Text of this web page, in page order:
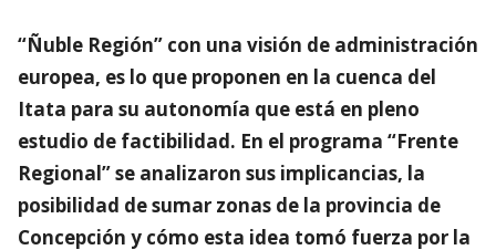
“Ñuble Región” con una visión de administración
europea, es lo que proponen en la cuenca del
Itata para su autonomía que está en pleno
estudio de factibilidad. En el programa “Frente
Regional” se analizaron sus implicancias, la
posibilidad de sumar zonas de la provincia de
Concepción y cómo esta idea tomó fuerza por la